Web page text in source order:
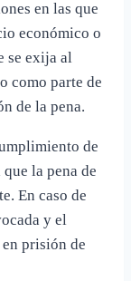
en las que
económico o
se exija al
como parte de
de la pena.
de
la pena de
En caso de
y el
prisión de